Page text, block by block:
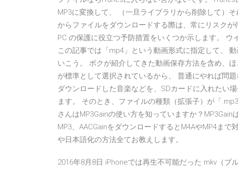
MP3に変換して、 （一旦ライブラリから削除して）
からファイルをダウンロードする際は、常にリスク
PC の保護に役立つ予防措置をいくつか示します。 ウ
この記事では「mp4」という動画形式に指定して、
いこう。 ボクが紹介してきた動画保存方法を含め、
が標準として選択されているから、 普通にやれば問
ダウンロードした音楽などを、SDカードに入れたい
ます。 そのとき、ファイルの種類（拡張子）が「
さんはMP3Gainの使い方を知っていますか？
MP3、AACGainをダウンロードするとM4AやMP4ま
や日本語化の方法全てお教えします。
2016年8月8日 iPhoneでは再生不可能だった mkv（ブ